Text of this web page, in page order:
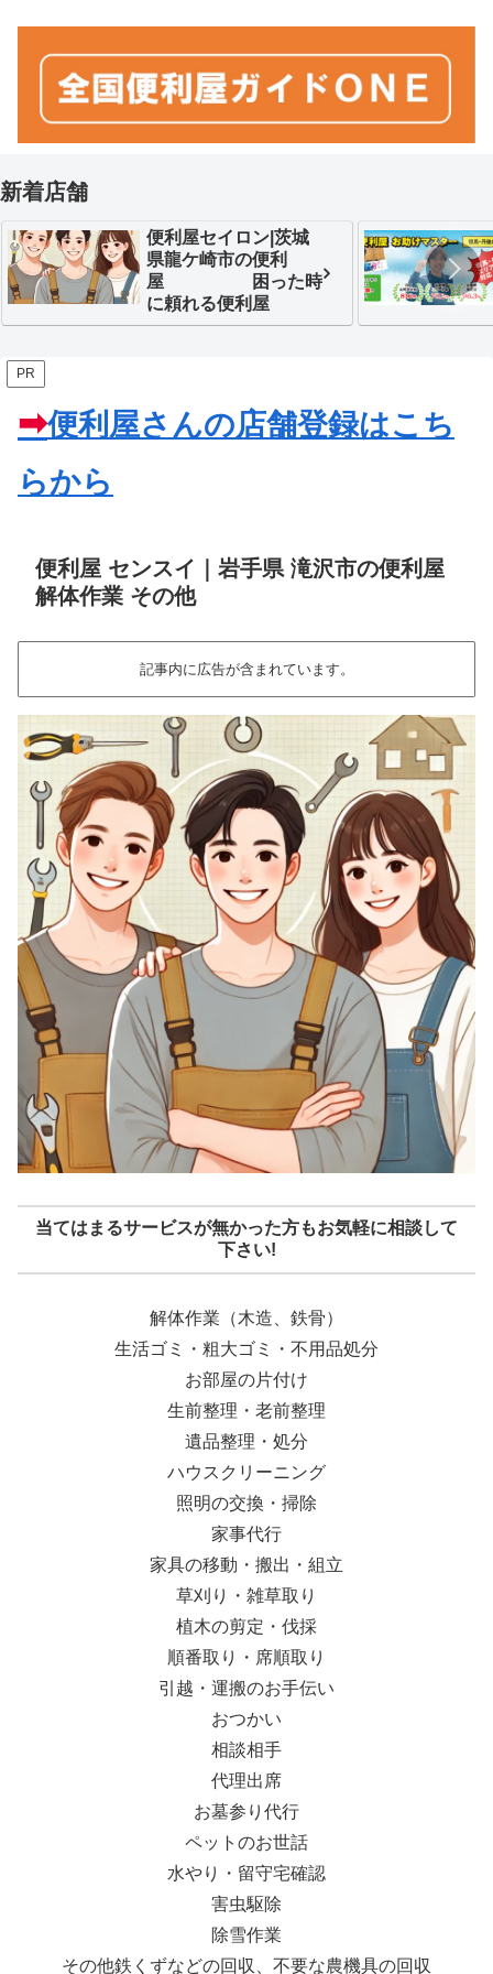
新着店舗
便利屋セイロン|茨城
県龍ケ崎市の便利
屋 困った時
に頼れる便利屋
PR
➡便利屋さんの店舗登録はこち
らから
便利屋 センスイ｜岩手県 滝沢市の便利屋
解体作業 その他
記事内に広告が含まれています。
当てはまるサービスが無かった方もお気軽に相談して
下さい!
解体作業（木造、鉄骨）
生活ゴミ・粗大ゴミ・不用品処分
お部屋の片付け
生前整理・老前整理
遺品整理・処分
ハウスクリーニング
照明の交換・掃除
家事代行
家具の移動・搬出・組立
草刈り・雑草取り
植木の剪定・伐採
順番取り・席順取り
引越・運搬のお手伝い
おつかい
相談相手
代理出席
お墓参り代行
ペットのお世話
水やり・留守宅確認
害虫駆除
除雪作業
その他鉄くずなどの回収、不要な農機具の回収